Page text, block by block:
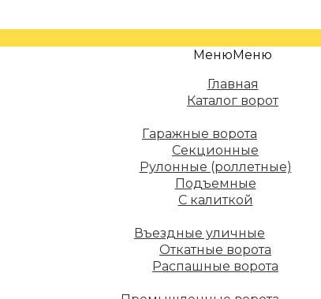
МенюМеню
Главная
Каталог ворот
Гаражные ворота
Секционные
Рулонные (роллетные)
Подъемные
С калиткой
Въездные уличные
Откатные ворота
Распашные ворота